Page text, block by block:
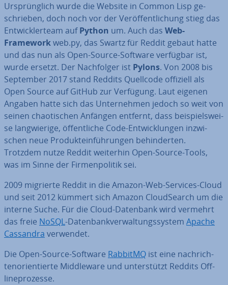
Ur­sprüng­lich wurde die Website in Common Lisp ge­
schrie­ben, doch noch vor der Ver­öf­fent­li­chung stieg das
Ent­wick­ler­team aufPython um. Auch das Web-
Frameworkweb.py, das Swartz für Reddit gebaut hatte
und das nun als Open-Source-Software verfügbar ist,
wurde ersetzt. Der Nach­fol­ger ist Pylons. Von 2008 bis
September 2017 stand Reddits Quellcode offiziell als
Open Source auf GitHub zur Verfügung. Laut eigenen
Angaben hatte sich das Un­ter­neh­men jedoch so weit von
seinen chao­ti­schen Anfängen entfernt, dass bei­spiels­wei­
se lang­wie­ri­ge, öf­fent­li­che Code-Ent­wick­lun­gen in­zwi­
schen neue Pro­dukt­ein­füh­run­gen be­hin­der­ten.
Trotzdem nutze Reddit weiterhin Open-Source-Tools,
was im Sinne der Fir­men­po­li­tik sei.
2009 migrierte Reddit in die Amazon-Web-Services-Cloud
und seit 2012 kümmert sich Amazon Cloud­Se­arch um die
interne Suche. Für die Cloud-Datenbank wird vermehrt
das freie NoSQL-Da­ten­bank­ver­wal­tungs­sys­tem Apache
Cassandra verwendet.
Die Open-Source-Software RabbitMQ ist eine nach­rich­
ten­ori­en­tier­te Midd­le­wa­re und un­ter­stützt Reddits Off­
line­pro­zes­se.